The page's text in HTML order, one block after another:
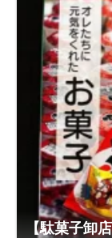
【駄菓子卸